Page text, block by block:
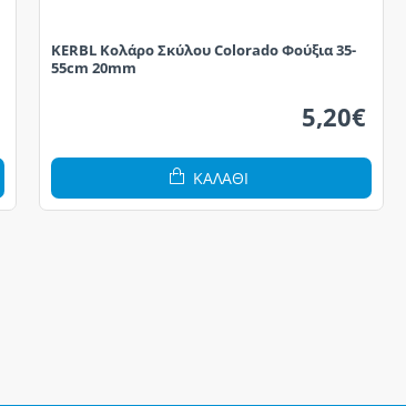
KERBL Κολάρο Σκύλου Colorado Φούξια 35-
55cm 20mm
5,20€
ΚΑΛΆΘΙ